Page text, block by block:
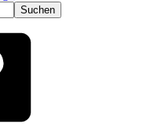
Suchen